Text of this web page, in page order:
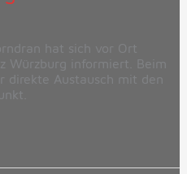
hat sich vor Ort
Würzburg informiert. Beim
direkte Austausch mit den